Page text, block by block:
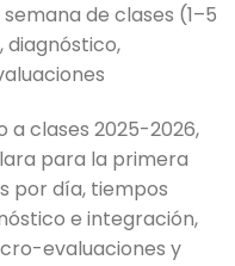
de clases (1–5
diagnóstico,
a clases 2025-2026,
para la primera
por día, tiempos
e integración,
evaluaciones y